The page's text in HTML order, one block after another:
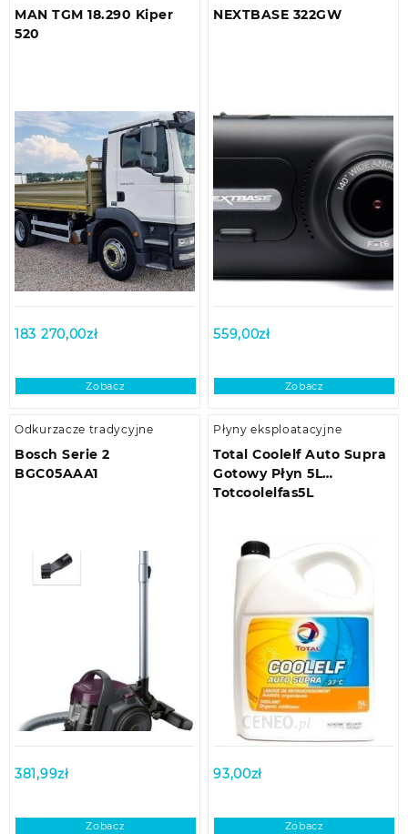
MAN TGM 18.290 Kiper
520
183 270,00zł
Zobacz
NEXTBASE 322GW
559,00zł
Zobacz
Odkurzacze tradycyjne
Bosch Serie 2
BGC05AAA1
381,99zł
Zobacz
Płyny eksploatacyjne
Total Coolelf Auto Supra
Gotowy Płyn 5L
Totcoolelfas5L
93,00zł
Zobacz